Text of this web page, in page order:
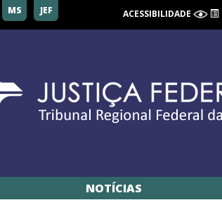
MS JEF ACESSIBILIDADE
NOTÍCIAS